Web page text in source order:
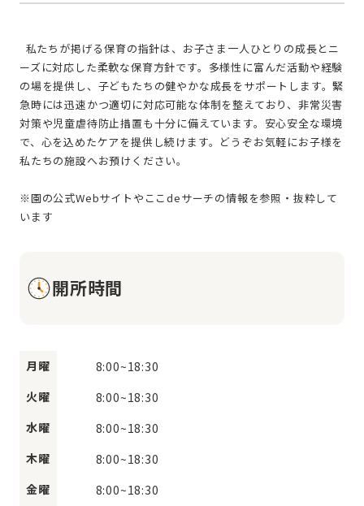
ーズに対応した柔軟な保育方針です。多様性に富んだ活動や経験
の場を提供し、子どもたちの健やかな成長をサポートします。緊
急時には迅速かつ適切に対応可能な体制を整えており、非常災害
対策や児童虐待防止措置も十分に備えています。安心安全な環境
で、心を込めたケアを提供し続けます。どうぞお気軽にお子様を
私たちの施設へお預けください。
※園の公式Webサイトやここdeサーチの情報を参照・抜粋して
開所時間
月曜 8:00~18:30
火曜
8:00~18:30
水曜
8:00~18:30
木曜
8:00~18:30
金曜
8:00~18:30